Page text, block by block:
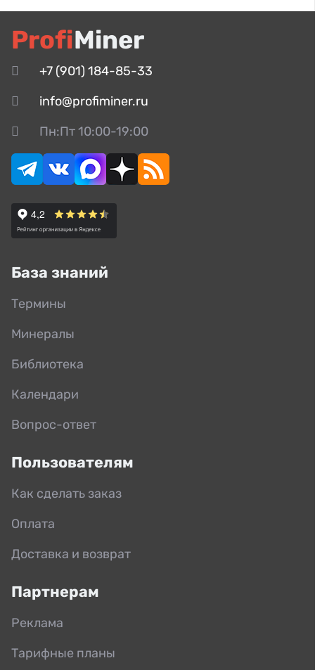
ProfiMiner
+7 (901) 184-85-33
info@profiminer.ru
Пн:Пт 10:00-19:00
База знаний
Термины
Минералы
Библиотека
Календари
Вопрос-ответ
Пользователям
Как сделать заказ
Оплата
Доставка и возврат
Партнерам
Реклама
Тарифные планы